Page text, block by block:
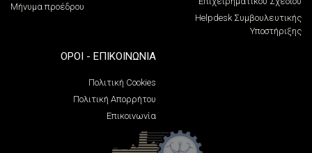
Μήνυμα προέδρου
Helpdesk Συμβουλευτικής
Υποστήριξης
ΌΡΟΙ - ΕΠΙΚΟΙΝΩΝΊΑ
Πολιτική Cookies
Πολιτική Απορρήτου
Επικοινωνία